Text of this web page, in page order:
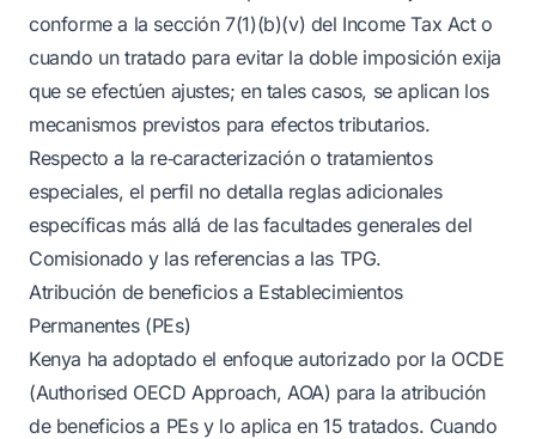
conforme a la sección 7(1)(b)(v) del Income Tax Act o
cuando un tratado para evitar la doble imposición exija
que se efectúen ajustes; en tales casos, se aplican los
mecanismos previstos para efectos tributarios.
Respecto a la re‑caracterización o tratamientos
especiales, el perfil no detalla reglas adicionales
específicas más allá de las facultades generales del
Comisionado y las referencias a las TPG.
Atribución de beneficios a Establecimientos
Permanentes (PEs)
Kenya ha adoptado el enfoque autorizado por la OCDE
(Authorised OECD Approach, AOA) para la atribución
de beneficios a PEs y lo aplica en 15 tratados. Cuando